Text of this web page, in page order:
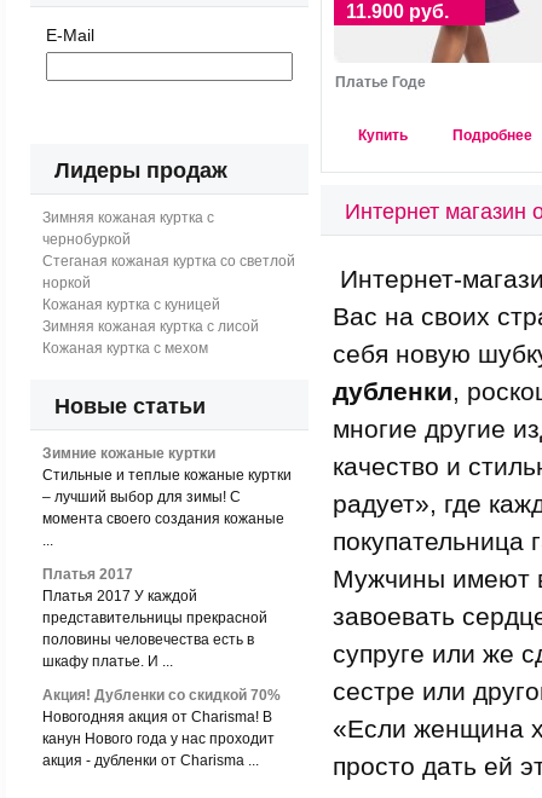
11.900 руб.
Платье Годе
Купить Подробнее
Интернет магазин
Интернет-
Вас на своих
себя новую
дубленки,
многие другие
качество и
радует», где
покупательница
Мужчины имеют
завоевать
супруге или же
сестре или
«Если женщина
просто дать ей
E-Mail
Лидеры продаж
Зимняя кожаная куртка с
чернобуркой
Стеганая кожаная куртка со светлой
норкой
Кожаная куртка с куницей
Зимняя кожаная куртка с лисой
Кожаная куртка с мехом
Новые статьи
Зимние кожаные куртки
Стильные и теплые кожаные куртки
– лучший выбор для зимы! С
момента своего создания кожаные
...
Платья 2017
Платья 2017 У каждой
представительницы прекрасной
половины человечества есть в
шкафу платье. И ...
Акция! Дубленки со скидкой 70%
Новогодняя акция от Charisma! В
канун Нового года у нас проходит
акция - дубленки от Charisma ...